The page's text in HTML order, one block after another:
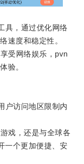
，通过优化网络
速度和稳定性。
受网络娱乐，pvn
验。
访问地区限制内
戏，还是与全球各
一个更加便捷、安